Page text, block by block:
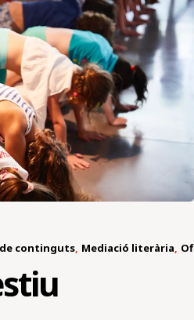
de continguts Mediació literària